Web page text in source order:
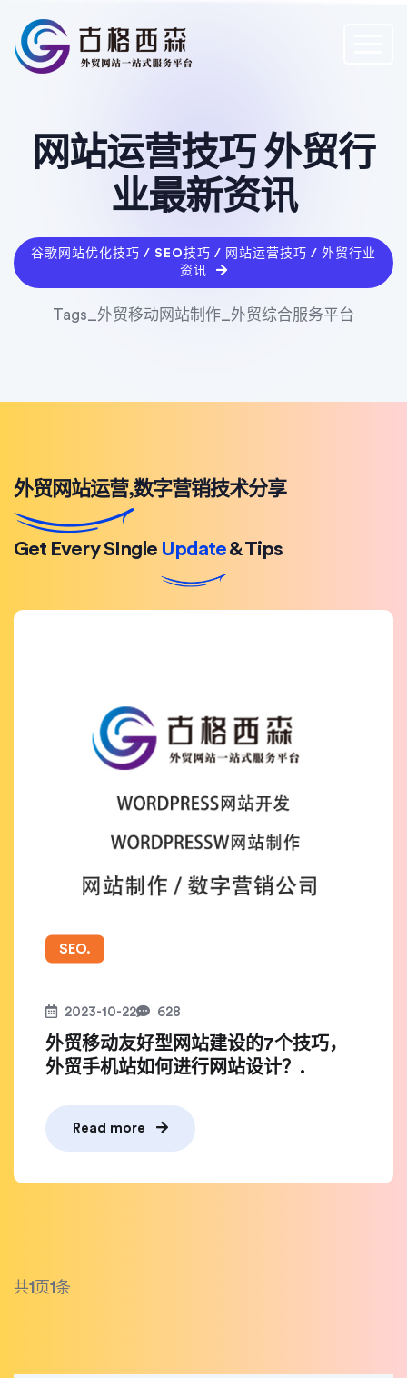
网站运营技巧 外贸行
业最新资讯
谷歌网站优化技巧 / SEO技巧 / 网站运营技巧 / 外贸行业
资讯
Tags_外贸移动网站制作_外贸综合服务平台
外贸网站运营,数字营销技术分享
Get Every SIngle Update& Tips
SEO.
2023-10-22 628
外贸移动友好型网站建设的7个技巧，
外贸手机站如何进行网站设计？.
Read more
共1 页1条